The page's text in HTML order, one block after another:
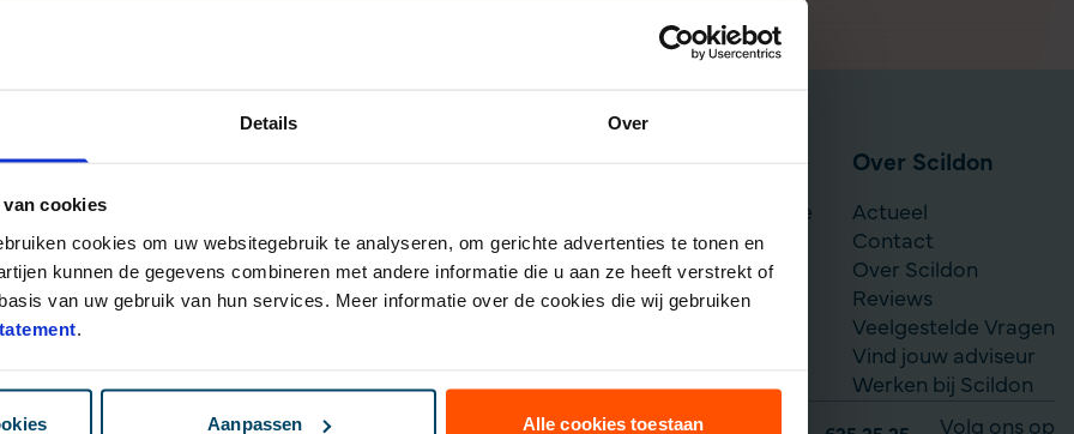
Details Over
cookies
cookies om uw websitegebruik te analyseren, om gerichte advertenties te tonen en
kunnen de gegevens combineren met andere informatie die u aan ze heeft verstrekt of
van uw gebruik van hun services. Meer informatie over de cookies die wij gebruiken
.
Aanpassen Alle cookies toestaan
Polis
Plan
Direct Ingaand Pensioen
Scildon Werknemerslijfrente
Je situatie verandert
Over Scildon
Actueel
Contact
Over Scildon
Reviews
Veelgestelde Vragen
Vind jouw adviseur
Werken bij Scildon
Volg ons op